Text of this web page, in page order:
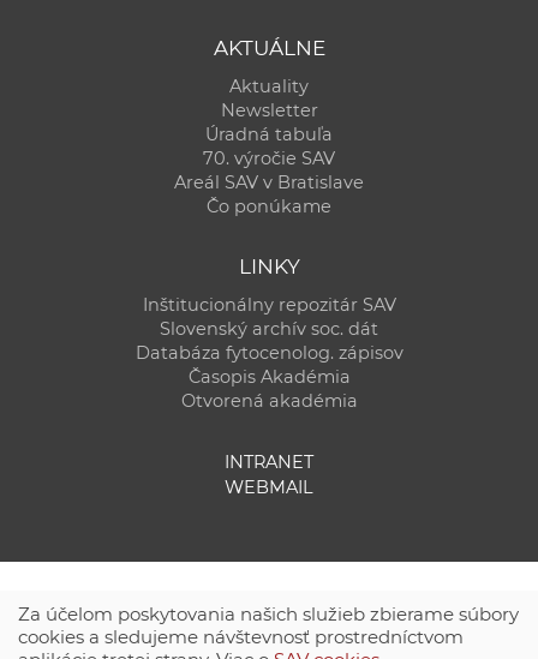
AKTUÁLNE
Aktuality
Newsletter
Úradná tabuľa
70. výročie SAV
Areál SAV v Bratislave
Čo ponúkame
LINKY
Inštitucionálny repozitár SAV
Slovenský archív soc. dát
Databáza fytocenolog. zápisov
Časopis Akadémia
Otvorená akadémia
INTRANET
WEBMAIL
Za účelom poskytovania našich služieb zbierame súbory
cookies a sledujeme návštevnosť prostredníctvom